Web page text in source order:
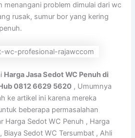
menangani problem dimulai dari wc
rusak, sumur bor yang kering
Harga Jasa Sedot WC Penuh di
0812 6629 5620 , Umumnya
ke artikel ini karena mereka
beberapa permasalahan
Harga Sedot WC Penuh , Harga
Biaya Sedot WC Tersumbat , Ahli